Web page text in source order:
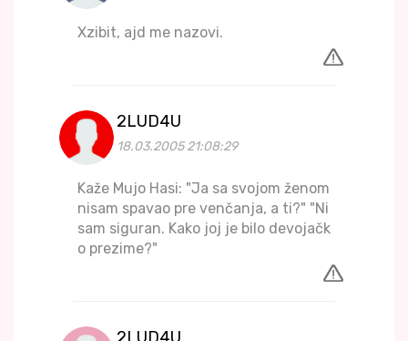
Xzibit, ajd me nazovi.
2LUD4U
18.03.2005 21:08:29
Kaže Mujo Hasi: "Ja sa svojom ženom
nisam spavao pre venčanja, a ti?" "Ni
sam siguran. Kako joj je bilo devojačk
o prezime?"